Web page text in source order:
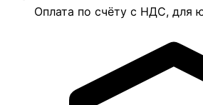
Оплата по счёту с НДС, для